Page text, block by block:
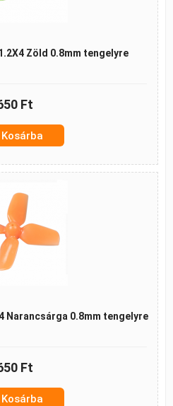
Zöld 0.8mm tengelyre
Ft
Kosárba
Narancsárga 0.8mm tengelyre
Ft
Kosárba